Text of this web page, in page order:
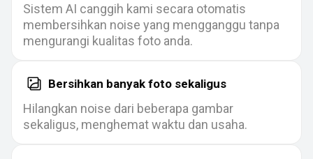
Sistem AI canggih kami secara otomatis
membersihkan noise yang mengganggu tanpa
mengurangi kualitas foto anda.
Bersihkan banyak foto sekaligus
Hilangkan noise dari beberapa gambar
sekaligus, menghemat waktu dan usaha.